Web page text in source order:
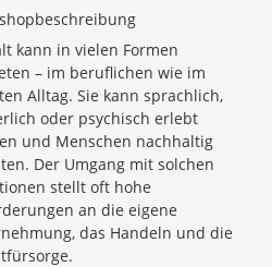
kann in vielen Formen
– im beruflichen wie im
Alltag. Sie kann sprachlich,
oder psychisch erlebt
und Menschen nachhaltig
Der Umgang mit solchen
stellt oft hohe
an die eigene
das Handeln und die